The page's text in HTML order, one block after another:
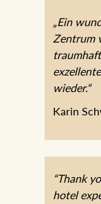
„Ein
Zentrum
wieder.“
Karin
“Thank
hotel